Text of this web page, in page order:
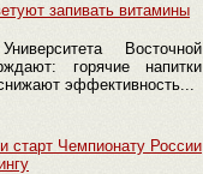
запивать витамины
Восточной
горячие напитки
эффективность...
старт Чемпионату России